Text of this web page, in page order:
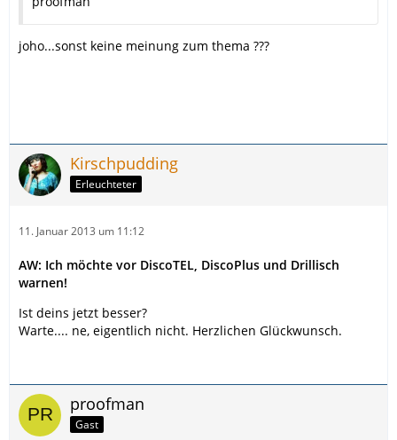
joho...sonst keine meinung zum thema ???
Kirschpudding
Erleuchteter
11. Januar 2013 um 11:12
AW: Ich möchte vor DiscoTEL, DiscoPlus und Drillisch
warnen!
Ist deins jetzt besser?
Warte.... ne, eigentlich nicht. Herzlichen Glückwunsch.
proofman
Gast